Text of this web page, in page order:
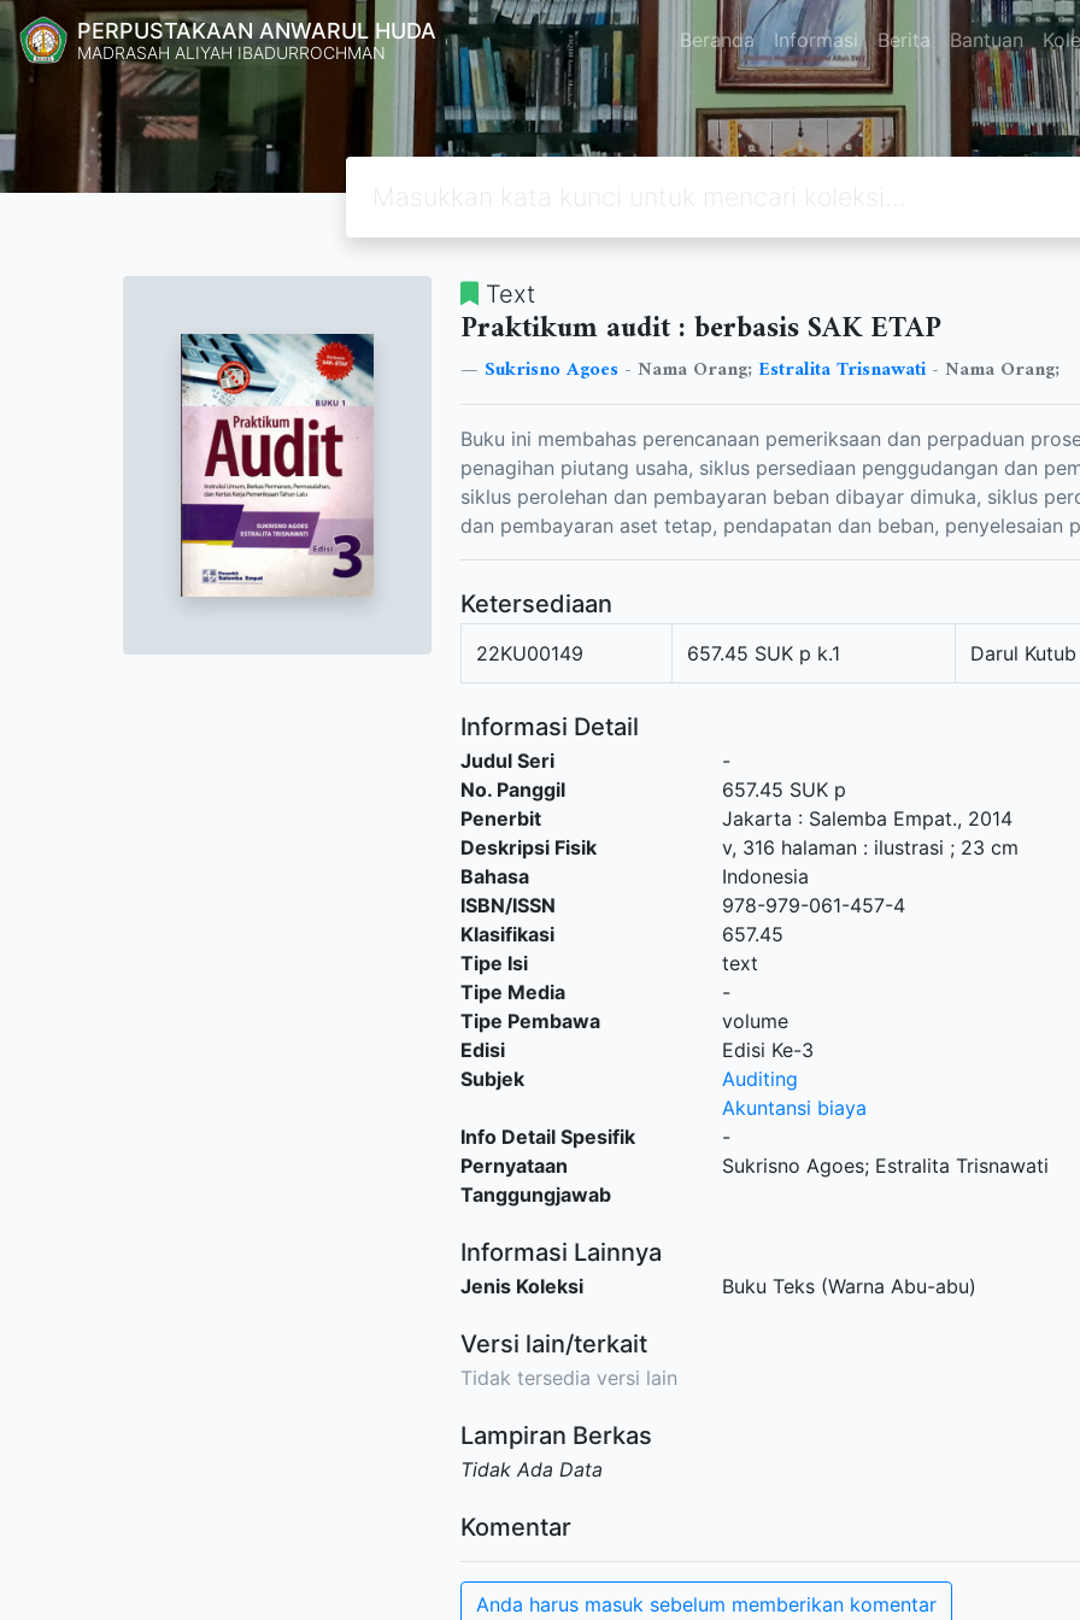
PERPUSTAKAAN ANWARUL HUDA
MADRASAH ALIYAH IBADURROCHMAN Beranda Informasi Berita Bantuan
Text
Praktikum audit : berbasis SAK ETAP
Sukrisno Agoes - Nama Orang; Estralita Trisnawati- Nama Orang;
Buku ini membahas perencanaan pemeriksaan dan perpaduan
penagihan piutang usaha, siklus persediaan penggudangan dan
siklus perolehan dan pembayaran beban dibayar dimuka, siklus
dan pembayaran aset tetap, pendapatan dan beban, penyelesaian
Ketersediaan
22KU00149 657.45 SUK p k.1 Darul Kutub
Informasi Detail
Judul Seri
-
No. Panggil
657.45 SUK p
Penerbit
Jakarta : Salemba Empat., 2014
Deskripsi Fisik
v, 316 halaman : ilustrasi ; 23 cm
Bahasa
Indonesia
ISBN/ISSN
978-979-061-457-4
Klasifikasi
657.45
Tipe Isi
text
Tipe Media
-
Tipe Pembawa
volume
Edisi
Edisi Ke-3
Subjek
Auditing
Akuntansi biaya
Info Detail Spesifik
-
Pernyataan
Tanggungjawab
Sukrisno Agoes; Estralita Trisnawati
Informasi Lainnya
Jenis Koleksi Buku Teks (Warna Abu-abu)
Versi lain/terkait
Tidak tersedia versi lain
Lampiran Berkas
Tidak Ada Data
Komentar
Anda harus masuk sebelum memberikan komentar